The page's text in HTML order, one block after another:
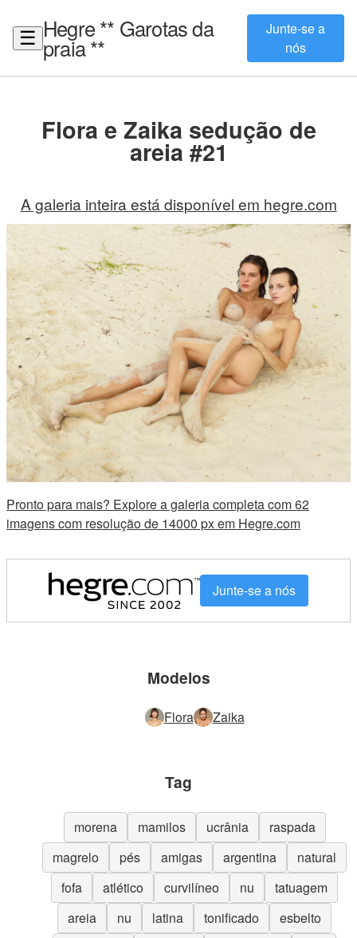
☰ Hegre ** Garotas da
praia **
Junte-se a
nós
Flora e Zaika sedução de
areia #21
A galeria inteira está disponível em hegre.com
Pronto para mais? Explore a galeria completa com 62
imagens com resolução de 14000 px em Hegre.com
Junte-se a nós
Modelos
Flora Zaika
Tag
morena mamilos ucrânia
raspada
magrelo
pés amigas argentina
natural
fofa
atlético curvilíneo nu
tatuagem
areia
nu latina tonificado
esbelto